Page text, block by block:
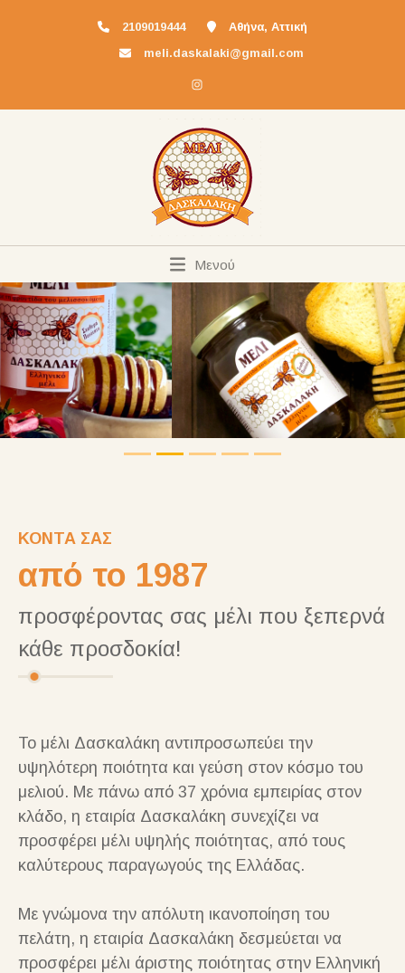
2109019444
Αθήνα, Αττική
meli.daskalaki@gmail.com
Μενού
ΚΟΝΤΑ ΣΑΣ
από το 1987
προσφέροντας σας μέλι που ξεπερνά
κάθε προσδοκία!
Το μέλι Δασκαλάκη αντιπροσωπεύει την
υψηλότερη ποιότητα και γεύση στον κόσμο του
μελιού. Με πάνω από 37 χρόνια εμπειρίας στον
κλάδο, η εταιρία Δασκαλάκη συνεχίζει να
προσφέρει μέλι υψηλής ποιότητας, από τους
καλύτερους παραγωγούς της Ελλάδας.
Με γνώμονα την απόλυτη ικανοποίηση του
πελάτη, η εταιρία Δασκαλάκη δεσμεύεται να
προσφέρει μέλι άριστης ποιότητας στην Ελληνική